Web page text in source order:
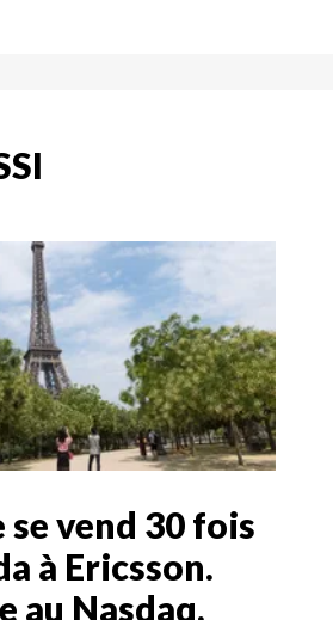
se vend 30 fois
à Ericsson.
au Nasdaq,